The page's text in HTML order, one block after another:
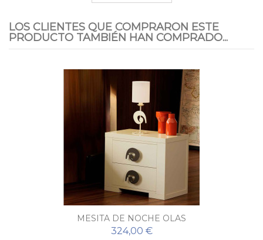
LOS CLIENTES QUE COMPRARON ESTE
PRODUCTO TAMBIÉN HAN COMPRADO...
MESITA DE NOCHE OLAS
324,00 €